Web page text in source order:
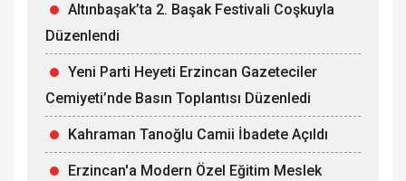
Altınbaşak’ta 2. Başak Festivali Coşkuyla
Düzenlendi
Yeni Parti Heyeti Erzincan Gazeteciler
Cemiyeti’nde Basın Toplantısı Düzenledi
Kahraman Tanoğlu Camii İbadete Açıldı
Erzincan'a Modern Özel Eğitim Meslek